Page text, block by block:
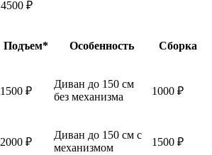
4500 ₽
Подъем* Особенность Сборка
1500 ₽
Диван до 150 см
без механизма
1000 ₽
2000 ₽
Диван до 150 см с
механизмом
1500 ₽